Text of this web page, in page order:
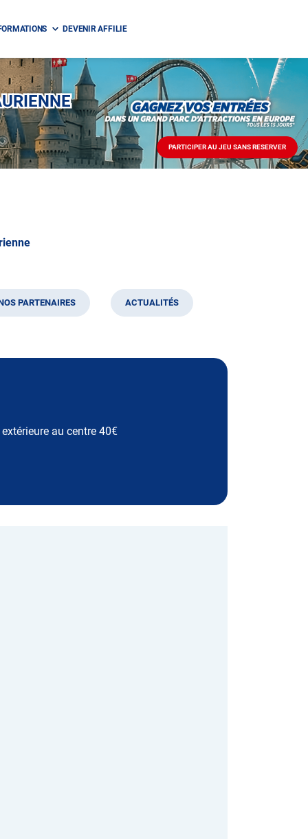
DEVENIR AFFILIE
PARTICIPER AU JEU SANS RESERVER
PARTICIPER
AU
JEU
PARTENAIRES ACTUALITÉS
au centre 40€